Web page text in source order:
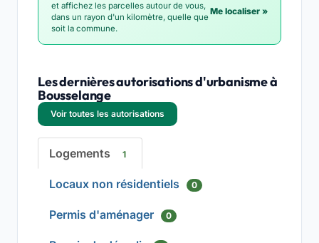
et affichez les parcelles autour de vous,
dans un rayon d'un kilomètre, quelle que
soit la commune.
Me localiser »
Les dernières autorisations d'urbanisme à
Bousselange
Voir toutes les autorisations
Logements 1
Locaux non résidentiels 0
Permis d'aménager 0